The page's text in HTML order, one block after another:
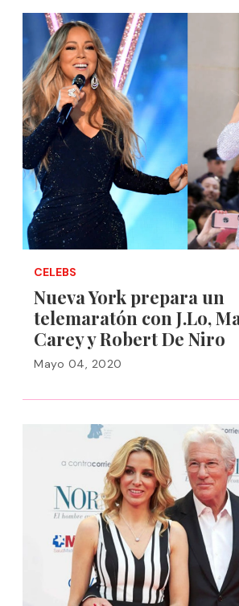
CELEBS
Nueva York prepara un
telemaratón con J.Lo,
Carey y Robert De Niro
Mayo 04, 2020